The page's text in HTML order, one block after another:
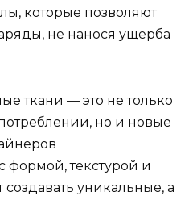
которые позволяют
не нанося ущерба
ткани — это не только
но и новые
формой, текстурой и
уникальные, а